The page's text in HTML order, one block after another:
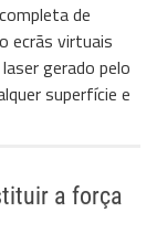
de
ecrãs virtuais
gerado pelo
superfície e
a força